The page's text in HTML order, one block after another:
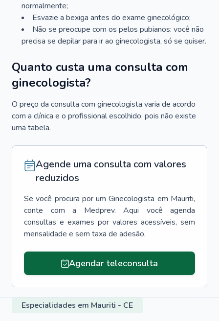
normalmente;
Esvazie a bexiga antes do exame ginecológico;
Não se preocupe com os pelos pubianos: você não
precisa se depilar para ir ao ginecologista, só se quiser.
Quanto custa uma consulta com
ginecologista?
O preço da consulta com ginecologista varia de acordo
com a clínica e o profissional escolhido, pois não existe
uma tabela.
Agende uma consulta com valores
reduzidos
Se você procura por um Ginecologista em Mauriti,
conte com a Medprev. Aqui você agenda
consultas e exames por valores acessíveis, sem
mensalidade e sem taxa de adesão.
Agendar teleconsulta
Especialidades em Mauriti - CE